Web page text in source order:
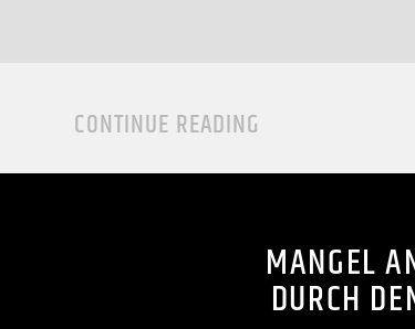
CONTINUE READING
MANGEL
DURCH